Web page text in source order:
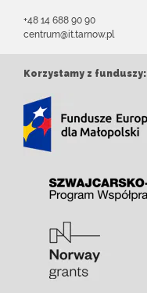
+48 14 688 90 90
centrum@it.tarnow.pl
Korzystamy z funduszy: